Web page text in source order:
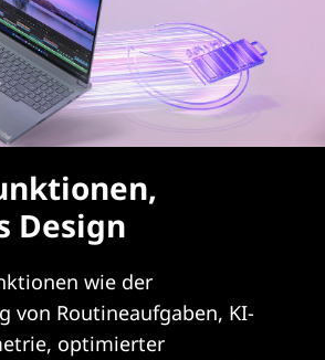
Design
wie der
von Routineaufgaben, KI-
optimierter